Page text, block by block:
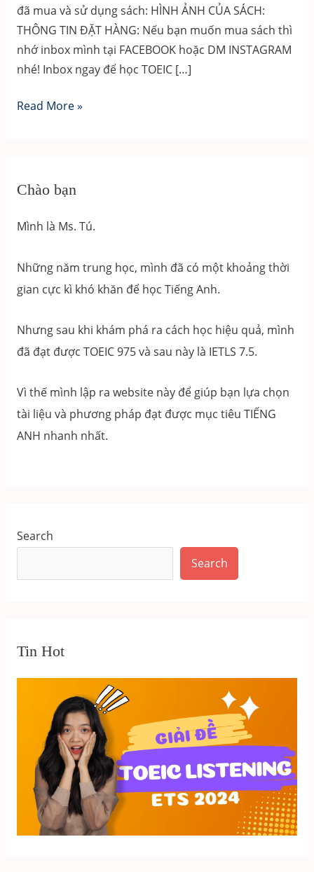
đã mua và sử dụng sách: HÌNH ẢNH CỦA SÁCH:
THÔNG TIN ĐẶT HÀNG: Nếu bạn muốn mua sách thì
nhớ inbox mình tại FACEBOOK hoặc DM INSTAGRAM
nhé! Inbox ngay để học TOEIC […]
SÁCH
MỚI
2022
Read More »
Chào bạn
Mình là Ms. Tú.
Những năm trung học, mình đã có một khoảng thời
gian cực kì khó khăn để học Tiếng Anh.
Nhưng sau khi khám phá ra cách học hiệu quả, mình
đã đạt được TOEIC 975 và sau này là IETLS 7.5.
Vì thế mình lập ra website này để giúp bạn lựa chọn
tài liệu và phương pháp đạt được mục tiêu TIẾNG
ANH nhanh nhất.
Search
Search
Tin Hot